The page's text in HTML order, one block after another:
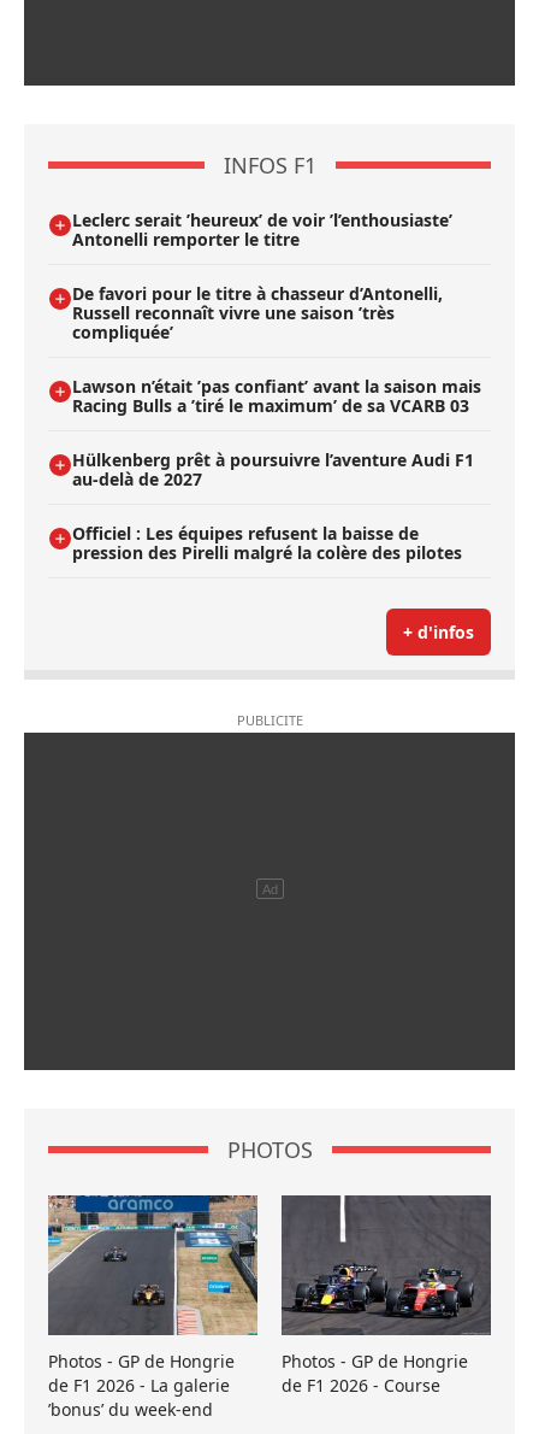
INFOS F1
Leclerc serait ’heureux’ de voir ’l’enthousiaste’
Antonelli remporter le titre
De favori pour le titre à chasseur d’Antonelli,
Russell reconnaît vivre une saison ’très
compliquée’
Lawson n’était ’pas confiant’ avant la saison mais
Racing Bulls a ’tiré le maximum’ de sa VCARB 03
Hülkenberg prêt à poursuivre l’aventure Audi F1
au-delà de 2027
Officiel : Les équipes refusent la baisse de
pression des Pirelli malgré la colère des pilotes
+ d'infos
PHOTOS
Photos - GP de Hongrie
de F1 2026 - La galerie
’bonus’ du week-end
Photos - GP de Hongrie
de F1 2026 - Course